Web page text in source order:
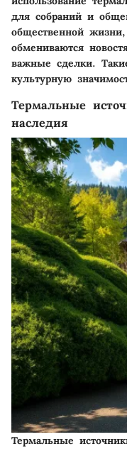
для собраний и
общественной
обмениваются
важные сделки.
культурную
Термальные
наследия
Термальные